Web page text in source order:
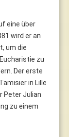
eine über
wird er an
um die
zu
Der erste
in Lille
Peter Julian
zu einem